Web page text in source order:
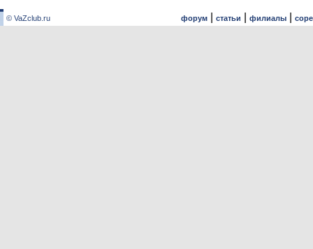
© VaZclub.ru форум| статьи филиалы|